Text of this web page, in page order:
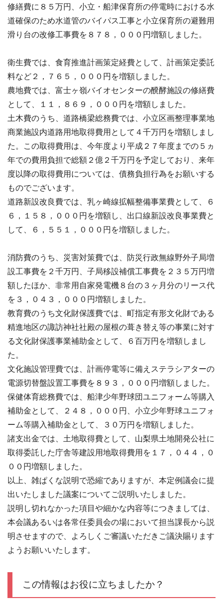
修繕費に８５万円、小立・船津保育所の停電時における水
道確保のため水道管のバイパス工事と小立保育所の避難用
滑り台の改修工事費を８７８，０００円増額しました。
衛生費では、食育推進計画策定経費として、計画策定委託
料など２，７６５，０００円を増額しました。
農地費では、富士ヶ嶺バイオセンターの醗酵施設の修繕費
として、１１，８６９，０００円を増額しました。
土木費のうち、道路橋梁総務費では、小立区画整理事業地
商業施設内道路用地取得費用として４千万円を増額しまし
た。この取得費用は、今年度より平成２７年度までの５ヵ
年での費用負担で総額２億２千万円を予定しており、来年
度以降の取得費用については、債務負担行為をお願いする
ものでございます。
道路新設改良費では、乳ヶ崎線拡幅整備事業費として、６
６，１５８，０００円を増額し、出口線新設改良事業費と
して、６，５５１，０００円を増額しました。
消防費のうち、災害対策費では、防災行政無線野外子局増
設工事費を２千万円、子局移設補償工事費を２３５万円増
額したほか、非常用自家発電機８台の３ヶ月分のリース代
を３，０４３，０００円増額しました。
教育費のうち文化財保護費では、町指定有形文化財である
精進地区の諏訪神社社殿の屋根の葺き替え等の事業に対す
る文化財保護事業補助金として、６百万円を増額しまし
た。
文化施設管理費では、計画停電等に備えステラシアターの
電源切替盤設置工事費を８９３，０００円増額しました。
保健体育総務費では、船津少年野球団ユニフォーム等購入
補助金として、２４８，０００円、小立少年野球ユニフォ
ーム等購入補助金として、３０万円を増額しました。
諸支出金では、土地取得費として、山梨県土地開発公社に
取得委託した庁舎等建設用地取得費用を１７，０４４，０
００円増額しました。
以上、雑ぱくな説明で恐縮でありますが、本定例議会に提
出いたしました議案についてご説明いたしました。
説明し切れなかった項目や細かな内容等につきましては、
本会議あるいは各常任委員会の場において担当課長から説
明させますので、よろしくご審議いただきご議決賜ります
ようお願いいたします。
この情報はお役に立ちましたか？